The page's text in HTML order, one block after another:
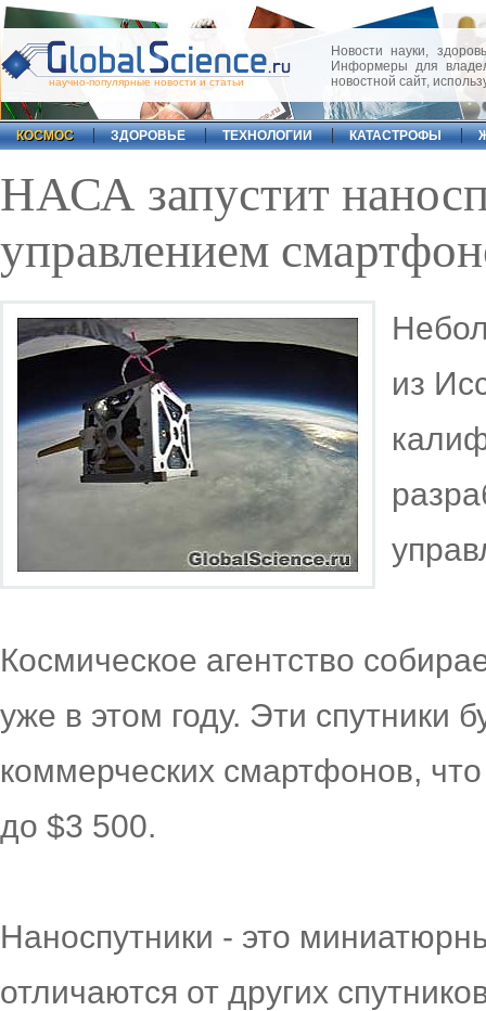
научно-популярные новости и статьи
Новости науки,
Информеры для
новостной сайт,
КОСМОС ЗДОРОВЬЕ ТЕХНОЛОГИИ КАТАСТРОФЫ
НАСА запустит
управлением
из
Космическое агентство
уже в этом году. Эти спутники
коммерческих смартфонов,
до $3 500.
Наноспутники - это
отличаются от других